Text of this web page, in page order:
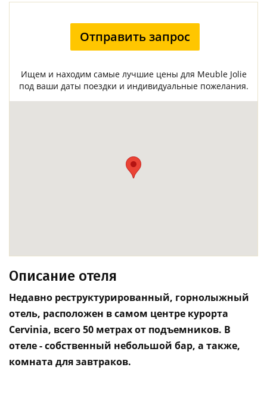
Отправить запрос
Ищем и находим самые лучшие цены для Meuble Jolie
под ваши даты поездки и индивидуальные пожелания.
Описание отеля
Недавно реструктурированный, горнолыжный
отель, расположен в самом центре курорта
Cervinia, всего 50 метрах от подъемников. В
отеле - собственный небольшой бар, а также,
комната для завтраков.